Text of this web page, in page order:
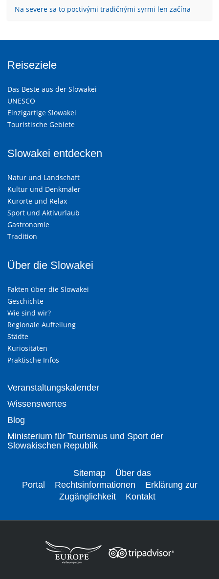
Na severe sa to poctivými tradičnými syrmi len začína
Reiseziele
Das Beste aus der Slowakei
UNESCO
Einzigartige Slowakei
Touristische Gebiete
Slowakei entdecken
Natur und Landschaft
Kultur und Denkmäler
Kurorte und Relax
Sport und Aktivurlaub
Gastronomie
Tradition
Über die Slowakei
Fakten über die Slowakei
Geschichte
Wie sind wir?
Regionale Aufteilung
Städte
Kuriositäten
Praktische Infos
Veranstaltungskalender
Wissenswertes
Blog
Ministerium für Tourismus und Sport der
Slowakischen Republik
Sitemap
Über das
Portal
Rechtsinformationen
Erklärung zur
Zugänglichkeit
Kontakt